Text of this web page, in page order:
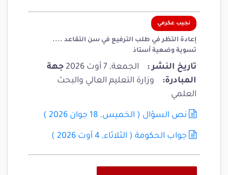
نجيب عكرمي
إعادة التظر في طلب الترفيع في سن التقاعد ....
تسوية وضعية أستاذ
تاريخ النشر : الجمعة, 7 أوت 2026
جهة
المبادرة:
وزارة التعليم العالي والبحث
العلمي
نص السؤال ( الخميس, 18 جوان 2026 )
جواب الحكومة ( الثلاثاء, 4 أوت 2026 )